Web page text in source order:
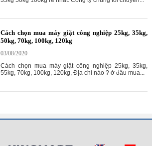
Cách chọn mua máy giặt công nghiệp 25kg, 35kg,
50kg, 70kg, 100kg, 120kg
03/08/2020
Cách chọn mua máy giặt công nghiệp 25kg, 35kg,
55kg, 70kg, 100kg, 120kg, Địa chỉ nào ? ở đâu mua...